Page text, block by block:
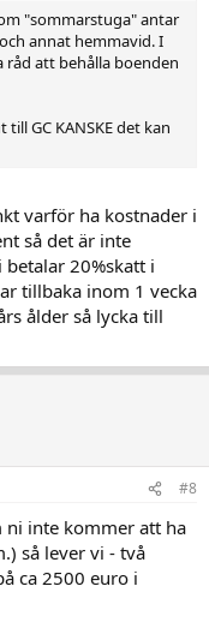
"sommarstuga" antar
annat hemmavid. I
råd att behålla boenden
GC KANSKE det kan
varför ha kostnader i
så det är inte
betalar 20%skatt i
tillbaka inom 1 vecka
ålder så lycka till
#8
ni inte kommer att ha
så lever vi - två
ca 2500 euro i